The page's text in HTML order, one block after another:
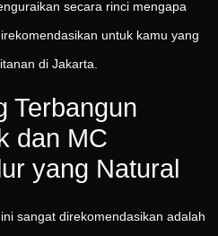
secara rinci mengapa
untuk kamu yang
di Jakarta.
Terbangun
dan MC
yang Natural
sangat direkomendasikan adalah